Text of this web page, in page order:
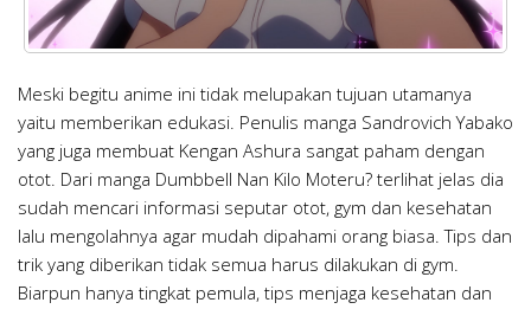
Meski begitu anime ini tidak melupakan tujuan utamanya
yaitu memberikan edukasi. Penulis manga Sandrovich Yabako
yang juga membuat Kengan Ashura sangat paham dengan
otot. Dari manga Dumbbell Nan Kilo Moteru? terlihat jelas dia
sudah mencari informasi seputar otot, gym dan kesehatan
lalu mengolahnya agar mudah dipahami orang biasa. Tips dan
trik yang diberikan tidak semua harus dilakukan di gym.
Biarpun hanya tingkat pemula, tips menjaga kesehatan dan